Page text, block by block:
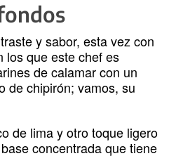
y sabor, esta vez con
los que este chef es
de calamar con un
de chipirón; vamos, su
de lima y otro toque ligero
concentrada que tiene